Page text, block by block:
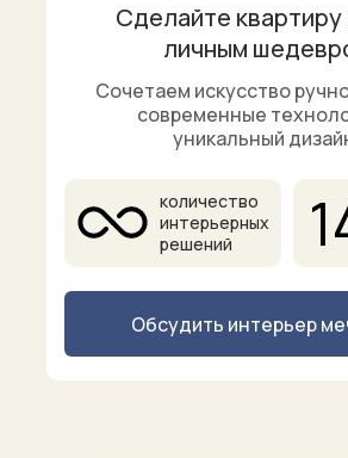
Сделайте
личным
Сочетаем искусство
современные
уникальный
Обсудить интерьер
количество
интерьерных
решений